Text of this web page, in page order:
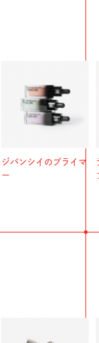
ジバンシイのプライマ
ー